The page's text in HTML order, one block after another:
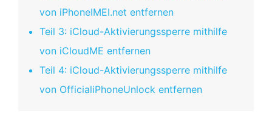
von iPhoneIMEI.net entfernen
Teil 3: iCloud-Aktivierungssperre mithilfe
von iCloudME entfernen
Teil 4: iCloud-Aktivierungssperre mithilfe
von OfficialiPhoneUnlock entfernen